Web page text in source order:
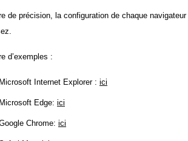
de précision, la configuration de chaque
d’exemples :
Microsoft Internet Explorer : ici
Microsoft Edge: ici
Chrome: ici